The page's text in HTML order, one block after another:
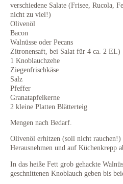
verschiedene Salate (Frisee, Rucola,
nicht zu viel!)
Olivenöl
Bacon
Walnüsse oder Pecans
Zitronensaft, bei Salat für 4 ca. 2 EL)
1 Knoblauchzehe
Ziegenfrischkäse
Salz
Pfeffer
Granatapfelkerne
2 kleine Platten Blätterteig
Mengen nach Bedarf.
Olivenöl erhitzen (soll nicht
Herausnehmen und auf Küchenkrepp
In das heiße Fett grob gehackte
geschnittenen Knoblauch geben bis